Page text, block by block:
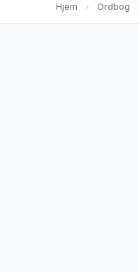
Hjem Ordbog